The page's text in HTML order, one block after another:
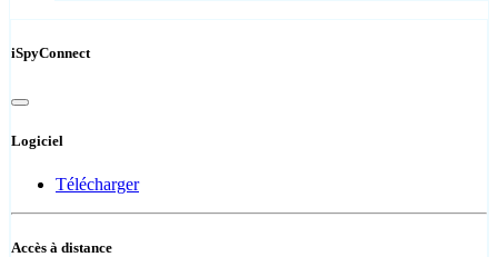
iSpyConnect
Logiciel
Télécharger
Accès à distance